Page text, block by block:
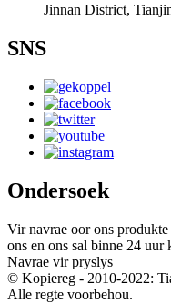
Jinnan District,
SNS
Ondersoek
Vir navrae oor ons
ons en ons sal binne 24 uur
Navrae vir pryslys
© Kopiereg - 2010-2022:
Alle regte voorbehou.